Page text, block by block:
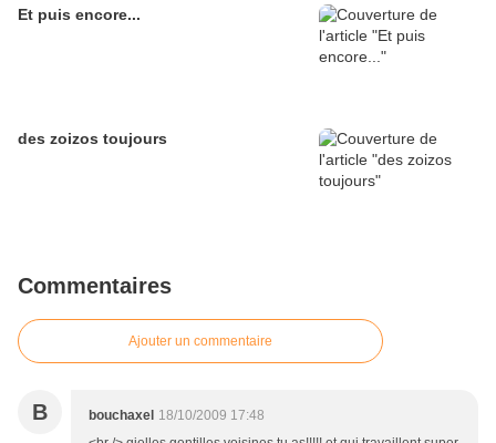
Et puis encore...
des zoizos toujours
Commentaires
Ajouter un commentaire
B bouchaxel 18/10/2009 17:48